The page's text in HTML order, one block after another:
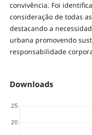
convivência. Foi
consideração de todas
destacando a
urbana promovendo
responsabilidade
Downloads